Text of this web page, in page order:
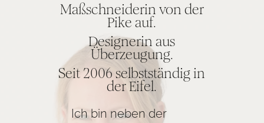
Maßschneiderin von der
Pike auf.
Designerin aus
Überzeugung.
Seit 2006 selbstständig in
der Eifel.
Ich bin neben der